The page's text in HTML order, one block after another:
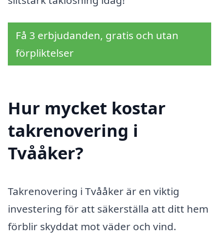
Få 3 erbjudanden, gratis och utan
förpliktelser
Hur mycket kostar
takrenovering i
Tvååker?
Takrenovering i Tvååker är en viktig
investering för att säkerställa att ditt hem
förblir skyddat mot väder och vind.